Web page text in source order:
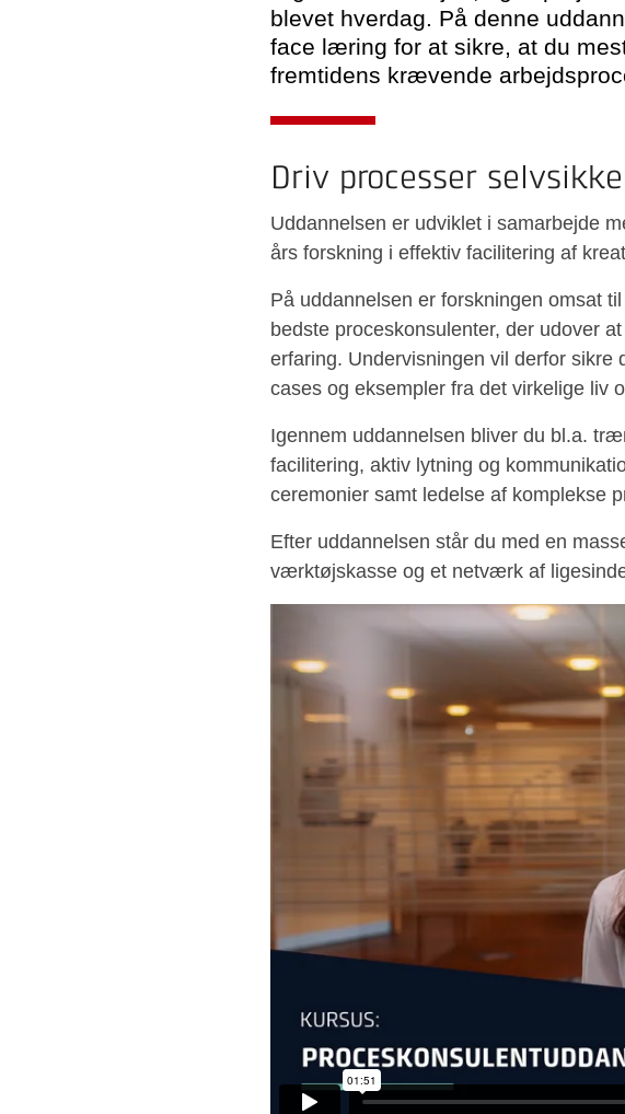
blevet hverdag. På denne
face læring for at sikre, at du
fremtidens krævende
Driv processer
Uddannelsen er udviklet i samarbejde
års forskning i effektiv facilitering af
På uddannelsen er forskningen omsat
bedste proceskonsulenter, der udover
erfaring. Undervisningen vil derfor sikre
cases og eksempler fra det virkelige liv
Igennem uddannelsen bliver du bl.a.
facilitering, aktiv lytning og
ceremonier samt ledelse af komplekse
Efter uddannelsen står du med en
værktøjskasse og et netværk af